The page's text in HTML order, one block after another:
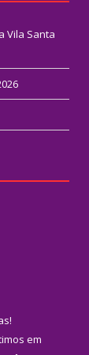
Vila Santa
!
em